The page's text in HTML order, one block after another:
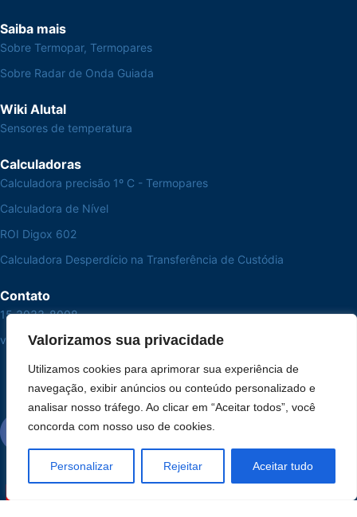
Valorizamos sua privacidade
Utilizamos cookies para aprimorar sua experiência de
navegação, exibir anúncios ou conteúdo personalizado e
analisar nosso tráfego. Ao clicar em “Aceitar todos”, você
concorda com nosso uso de cookies.
Personalizar Rejeitar Aceitar tudo
Saiba mais
Sobre Termopar, Termopares
Sobre Radar de Onda Guiada
Wiki Alutal
Sensores de temperatura
Calculadoras
Calculadora precisão 1º C - Termopares
Calculadora de Nível
ROI Digox 602
Calculadora Desperdício na Transferência de Custódia
Contato
15 3033-8008
vendas@alutal.com.br